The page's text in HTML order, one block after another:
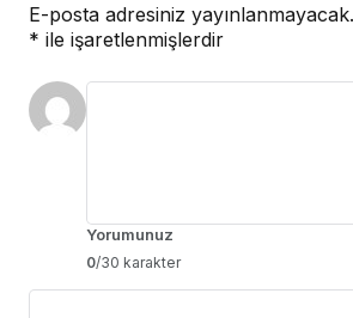
E-posta adresiniz yayınlanmayacak.
* ile işaretlenmişlerdir
Yorumunuz
0/30 karakter